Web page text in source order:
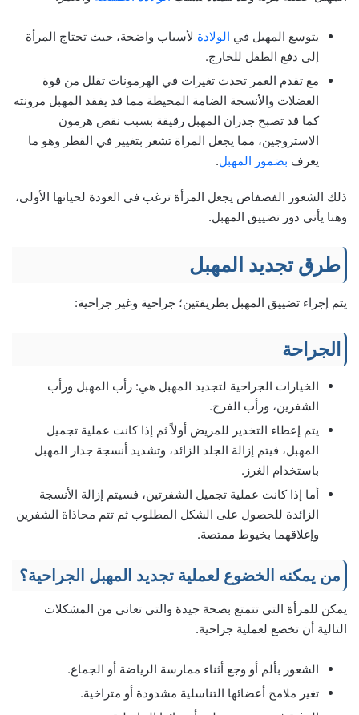
يتوسع المهبل في الولادة لأسباب واضحة، حيث تحتاج المرأة
إلى دفع الطفل للخارج.
مع تقدم العمر تحدث تغيرات في الهرمونات تقلل من قوة
العضلات والأنسجة الضامة المحيطة مما قد يفقد المهبل مرونته
كما قد تصبح جدران المهبل رقيقة بسبب نقص هرمون
الاستروجين، مما يجعل المراة تشعر بتغيير في القطر وهو ما
يعرف بضمور المهبل.
ذلك الشعور الفضفاض يجعل المرأة ترغب في العودة لحياتها الأولى،
وهنا يأتي دور تضييق المهبل.
طرق تجديد المهبل
يتم إجراء تضييق المهبل بطريقتين؛ جراحية وغير جراحية:
الجراحة
الخيارات الجراحية لتجديد المهبل هي: رأب المهبل ورأب
الشفرين، ورأب الفرج.
يتم إعطاء التخدير للمريض أولاً ثم إذا كانت عملية تجميل
المهبل، فيتم إزالة الجلد الزائد، وتشديد أنسجة جدار المهبل
باستخدام الغرز.
أما إذا كانت عملية تجميل الشفرتين، فسيتم إزالة الأنسجة
الزائدة للحصول على الشكل المطلوب ثم تتم محاذاة الشفرين
وإغلاقهما بخيوط ممتصة.
من يمكنه الخضوع لعملية تجديد المهبل الجراحية؟
يمكن للمرأة التي تتمتع بصحة جيدة والتي تعاني من المشكلات
التالية أن تخضع لعملية جراحية.
الشعور بألم أو وجع أثناء ممارسة الرياضة أو الجماع.
تغير ملامح أعضائها التناسلية مشدودة أو متراخية.